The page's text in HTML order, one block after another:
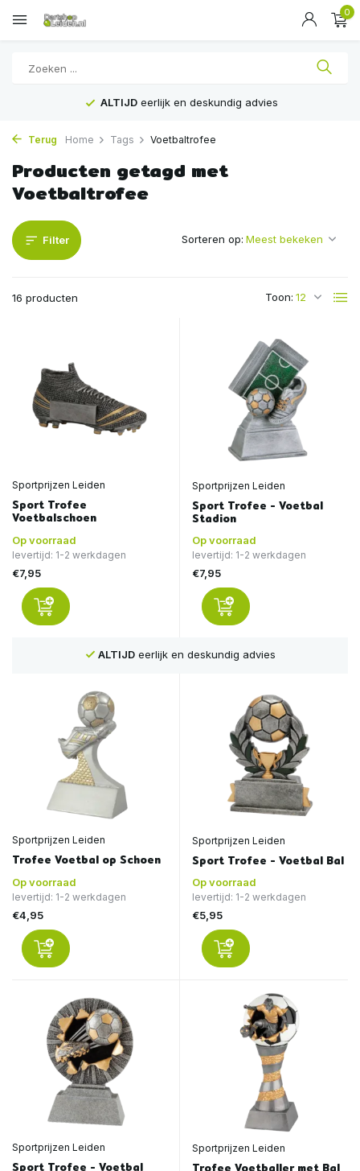
0
ALTIJD eerlijk en deskundig advies
Terug Home Tags Voetbaltrofee
Producten getagd met
Voetbaltrofee
Filter
16 producten Toon:
Sorteren op:
Sportprijzen Leiden
Sport Trofee
Voetbalschoen
Op voorraad
levertijd: 1-2 werkdagen
€7,95
Sportprijzen Leiden
Sport Trofee - Voetbal
Stadion
Op voorraad
levertijd: 1-2 werkdagen
€7,95
ALTIJDeerlijk en deskundig advies
Sportprijzen Leiden
Trofee Voetbal op Schoen
Op voorraad
levertijd: 1-2 werkdagen
€4,95
Sportprijzen Leiden
Sport Trofee - Voetbal Bal
Op voorraad
levertijd: 1-2 werkdagen
€5,95
Sportprijzen Leiden
Sport Trofee - Voetbal
Sportprijzen Leiden
Trofee Voetballer met Bal